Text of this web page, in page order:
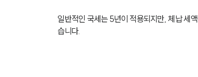
일반적인 국세는 5년이 적용되지만, 체납 세
습니다.